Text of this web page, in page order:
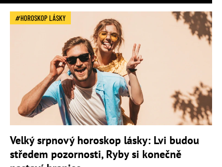
HOROSKOP LÁSKY
Velký srpnový horoskop lásky: Lvi budou
středem pozornosti, Ryby si konečně